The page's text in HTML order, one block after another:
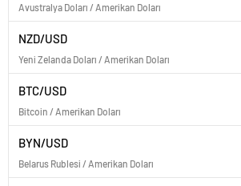
Avustralya Doları / Amerikan Doları
NZD/USD
Yeni Zelanda Doları / Amerikan Doları
BTC/USD
Bitcoin / Amerikan Doları
BYN/USD
Belarus Rublesi / Amerikan Doları